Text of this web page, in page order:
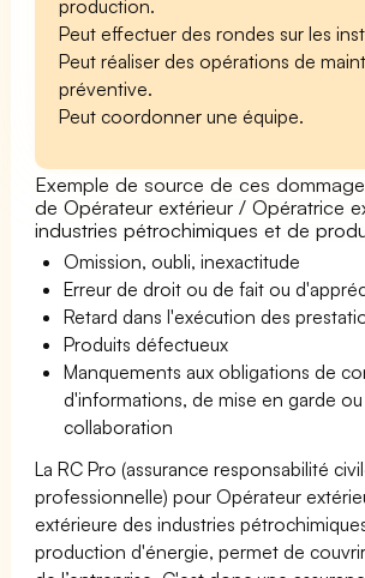
production.
Peut effectuer des rondes sur les
Peut réaliser des opérations de
préventive.
Peut coordonner une équipe.
Exemple de source de ces
de Opérateur extérieur / Opératrice
industries pétrochimiques et de
Omission, oubli, inexactitude
Erreur de droit ou de fait ou
Retard dans l'exécution des
Produits défectueux
Manquements aux obligations de
d'informations, de mise en garde
collaboration
La RC Pro (assurance responsabilité
professionnelle) pour Opérateur
extérieure des industries
production d'énergie, permet de